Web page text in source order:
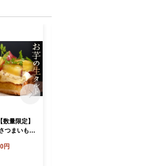
数量限定】
つまいも
年12月
時 サツマ
円